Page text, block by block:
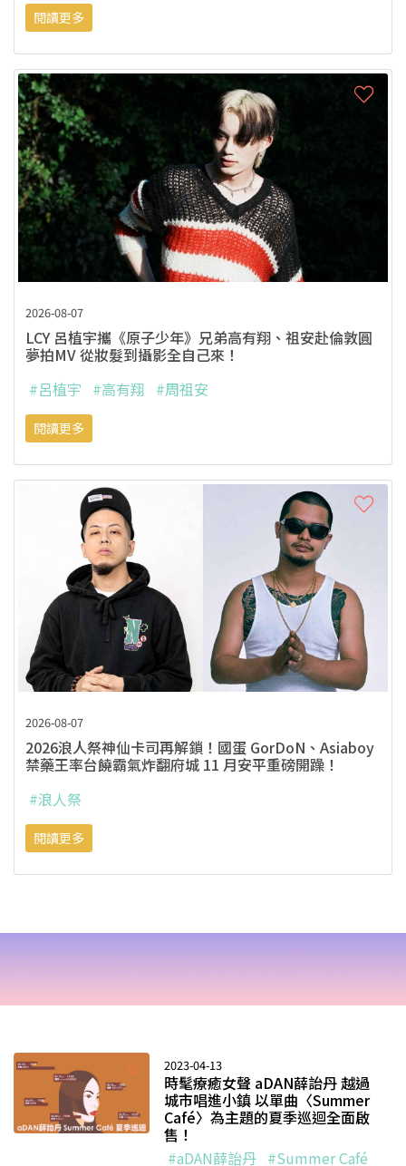
閱讀更多
2026-08-07
LCY 呂植宇攜《原子少年》兄弟高有翔、祖安赴倫敦圓
夢拍MV 從妝髮到攝影全自己來！
#呂植宇 #高有翔 #周祖安
閱讀更多
2026-08-07
2026浪人祭神仙卡司再解鎖！國蛋 GorDoN、Asiaboy
禁藥王率台饒霸氣炸翻府城 11 月安平重磅開躁！
#浪人祭
閱讀更多
2023-04-13
時髦療癒女聲 aDAN薛詒丹 越過
城市唱進小鎮 以單曲〈Summer
Café〉為主題的夏季巡迴全面啟
售！
#aDAN薛詒丹 #Summer Café